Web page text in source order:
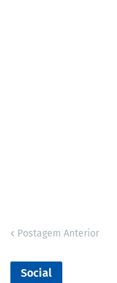
Postagem Anterior
Social